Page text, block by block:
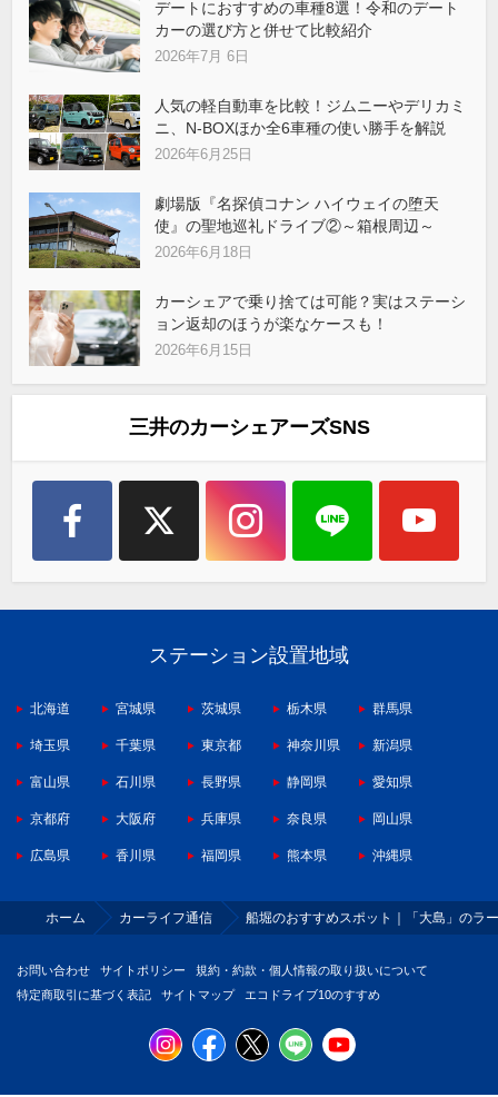
デートにおすすめの車種8選！令和のデート
カーの選び方と併せて比較紹介
2026年7月 6日
人気の軽自動車を比較！ジムニーやデリカミ
ニ、N-BOXほか全6車種の使い勝手を解説
2026年6月25日
劇場版『名探偵コナン ハイウェイの堕天
使』の聖地巡礼ドライブ②～箱根周辺～
2026年6月18日
カーシェアで乗り捨ては可能？実はステーシ
ョン返却のほうが楽なケースも！
2026年6月15日
三井のカーシェアーズSNS
ステーション設置地域
北海道 宮城県 茨城県 栃木県 群馬県
埼玉県 千葉県 東京都 神奈川県 新潟県
富山県 石川県 長野県 静岡県 愛知県
京都府 大阪府 兵庫県 奈良県 岡山県
広島県 香川県 福岡県 熊本県 沖縄県
ホーム カーライフ通信 船堀のおすすめスポット｜「大島」のラ
お問い合わせ サイトポリシー
規約・約款・個人情報の取り扱いについて
特定商取引に基づく表記
サイトマップ エコドライブ10のすすめ